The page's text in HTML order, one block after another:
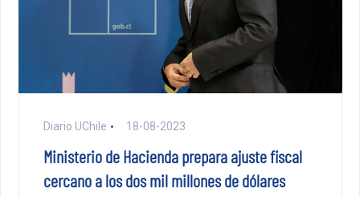
Diario UChile 18-08-2023
Ministerio de Hacienda prepara ajuste fiscal
cercano a los dos mil millones de dólares